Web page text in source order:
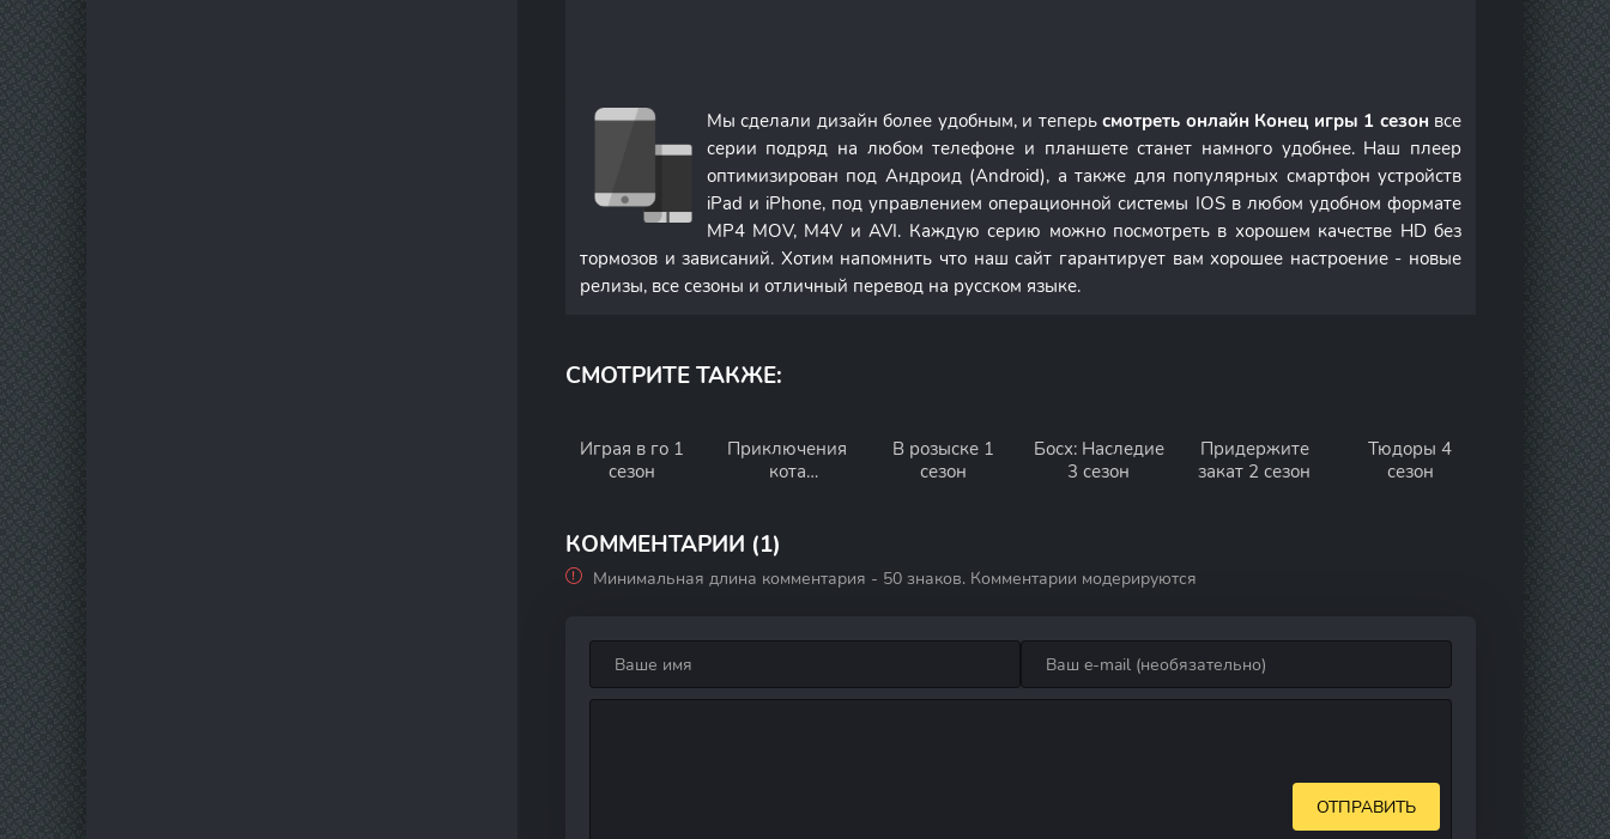
Мы сделали дизайн более удобным, и теперьсмотреть онлайн Конец игры 1 сезон все
серии подряд на любом телефоне и планшете станет намного удобнее. Наш плеер
оптимизирован под Андроид (Android), а также для популярных смартфон устройств
iPad и iPhone, под управлением операционной системы IOS в любом удобном формате
MP4 MOV, M4V и AVI. Каждую серию можно посмотреть в хорошем качестве HD без
тормозов и зависаний. Хотим напомнить что наш сайт гарантирует вам хорошее настроение - новые
релизы, все сезоны и отличный перевод на русском языке.
СМОТРИТЕ ТАКЖЕ:
Играя в го 1
сезон
Приключения
кота
В розыске 1
сезон
Босх: Наследие
3 сезон
Придержите
закат 2 сезон
Тюдоры 4
сезон
КОММЕНТАРИИ (1)
Минимальная длина комментария - 50 знаков. Комментарии модерируются
ОТПРАВИТЬ